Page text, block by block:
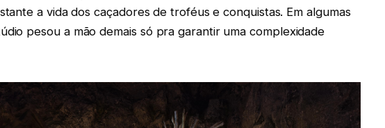
a vida dos caçadores de troféus e conquistas. Em algumas
pesou a mão demais só pra garantir uma complexidade